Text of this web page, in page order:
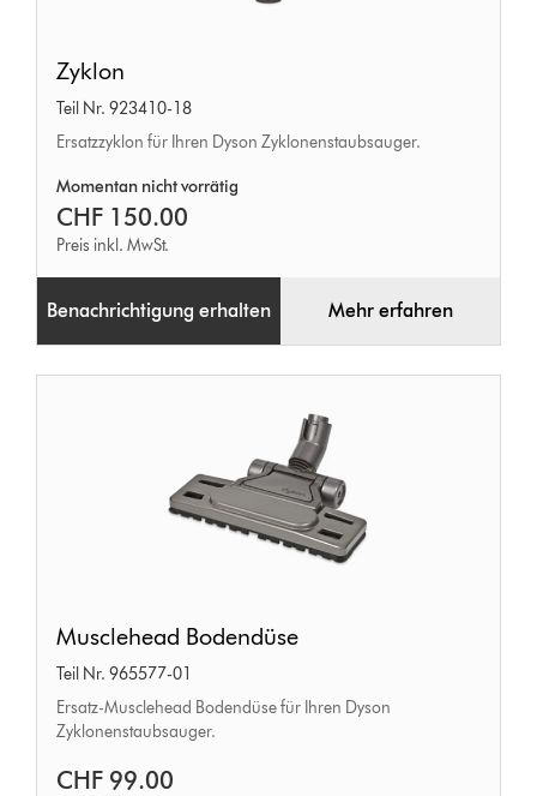
Zyklon
Teil Nr. 923410-18
Ersatzzyklon für Ihren Dyson Zyklonenstaubsauger.
Momentan nicht vorrätig
CHF 150.00
Preis inkl. MwSt.
Benachrichtigung erhalten Mehr erfahren
Bodendüse
Musclehead Bodendüse
Teil Nr. 965577-01
Ersatz-Musclehead Bodendüse für Ihren Dyson
Zyklonenstaubsauger.
CHF 99.00